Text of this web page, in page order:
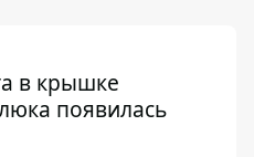
в крышке
появилась